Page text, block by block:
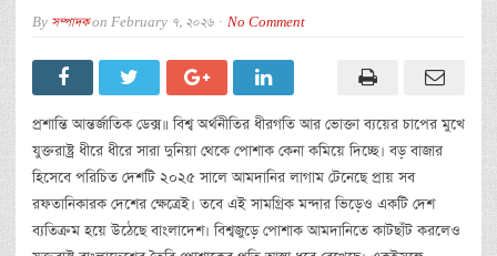
By সম্পাদকon February 7, 2026 No Comment
প্রশান্তি আন্তর্জাতিক ডেক্স॥ বিশ্ব অর্থনীতির ধীরগতি আর ভোক্তা ব্যয়ের চাপের মুখে
যুক্তরাষ্ট্র ধীরে ধীরে সারা দুনিয়া থেকে পোশাক কেনা কমিয়ে দিচ্ছে। বড় বাজার
হিসেবে পরিচিত দেশটি ২০২৫ সালে আমদানির লাগাম টেনেছে প্রায় সব
রফতানিকারক দেশের ক্ষেত্রেই। তবে এই সামগ্রিক মন্দার ভিড়েও একটি দেশ
ব্যতিক্রম হয়ে উঠেছে বাংলাদেশ। বিশ্বজুড়ে পোশাক আমদানিতে কাটছাঁট করলেও